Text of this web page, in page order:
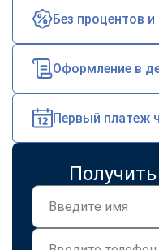
Без процентов и
Оформление в
Первый платеж
ChatApp
Мессенджеры
Telegram